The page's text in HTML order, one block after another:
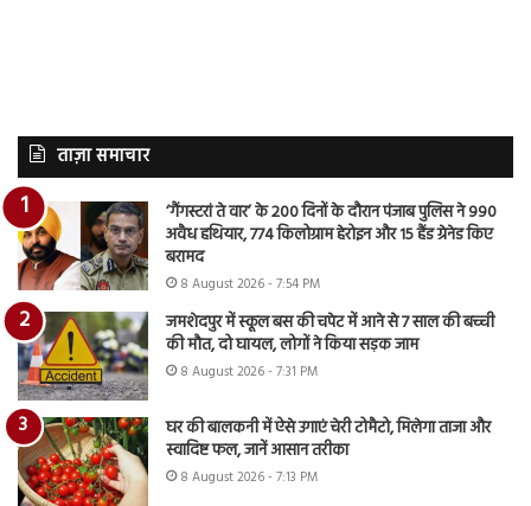
ताज़ा समाचार
‘गैंगस्टरां ते वार’ के 200 दिनों के दौरान पंजाब पुलिस ने 990
अवैध हथियार, 774 किलोग्राम हेरोइन और 15 हैंड ग्रेनेड किए
बरामद
8 August 2026 - 7:54 PM
जमशेदपुर में स्कूल बस की चपेट में आने से 7 साल की बच्ची
की मौत, दो घायल, लोगों ने किया सड़क जाम
8 August 2026 - 7:31 PM
घर की बालकनी में ऐसे उगाएं चेरी टोमैटो, मिलेगा ताजा और
स्वादिष्ट फल, जानें आसान तरीका
8 August 2026 - 7:13 PM